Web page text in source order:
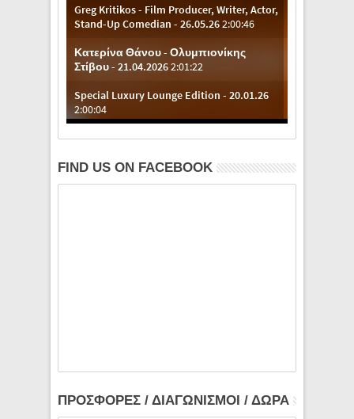
FIND US ON FACEBOOK
ΠΡΟΣΦΟΡΕΣ / ΔΙΑΓΩΝΙΣΜΟΙ / ΔΩΡΑ